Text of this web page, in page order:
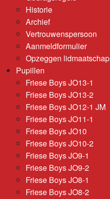
Historie
Archief
Vertrouwenspersoon
Aanmeldformulier
Opzeggen lidmaatschap
Pupillen
Friese Boys JO13-1
Friese Boys JO13-2
Friese Boys JO12-1 JM
Friese Boys JO11-1
Friese Boys JO10
Friese Boys JO10-2
Friese Boys JO9-1
Friese Boys JO9-2
Friese Boys JO8-1
Friese Boys JO8-2